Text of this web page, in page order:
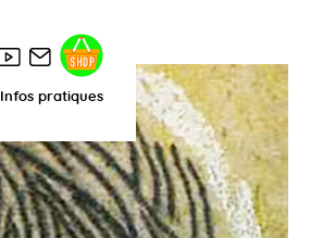
Infos pratiques